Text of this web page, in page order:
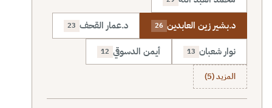
د.بشير زين العابدين 26 د.عمار القحف 23
نوار شعبان 13 أيمن الدسوقي 12
المزيد (5)